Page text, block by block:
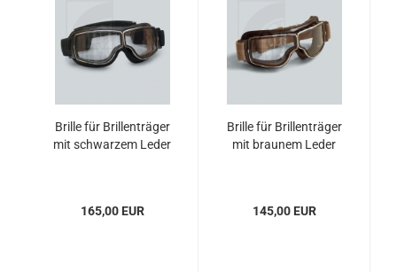
Brille für Brillenträger
mit schwarzem Leder
165,00 EUR
Brille für Brillenträger
mit braunem Leder
145,00 EUR